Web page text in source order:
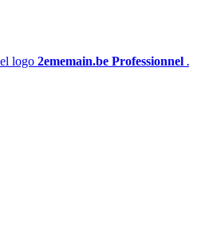
2ememain.be Professionnel .